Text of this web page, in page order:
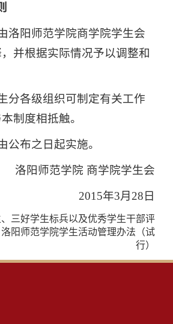
洛阳师范学院商学院学生会
并根据实际情况予以调整和
分各级组织可制定有关工作
制度相抵触。
公布之日起实施。
洛阳师范学院 商学院学生会
2015年3月28日
三好学生标兵以及优秀学生干部评
洛阳师范学院学生活动管理办法（试
行）